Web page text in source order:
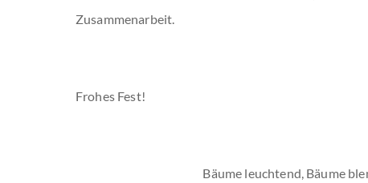
Zusammenarbeit.
Frohes Fest!
Bäume leuchtend, Bäume